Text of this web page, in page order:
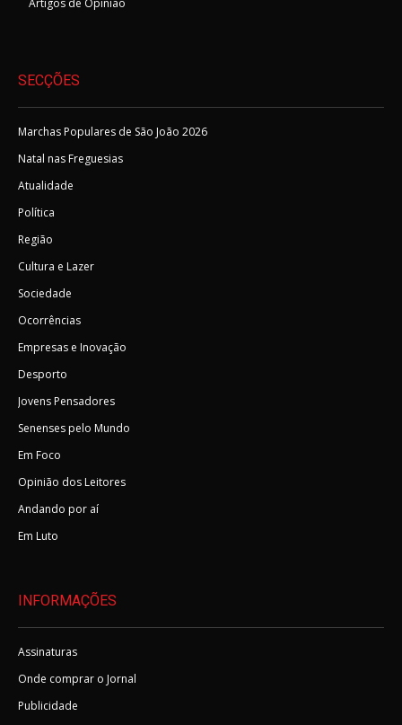
Artigos de Opinião
SECÇÕES
Marchas Populares de São João 2026
Natal nas Freguesias
Atualidade
Política
Região
Cultura e Lazer
Sociedade
Ocorrências
Empresas e Inovação
Desporto
Jovens Pensadores
Senenses pelo Mundo
Em Foco
Opinião dos Leitores
Andando por aí
Em Luto
INFORMAÇÕES
Assinaturas
Onde comprar o Jornal
Publicidade